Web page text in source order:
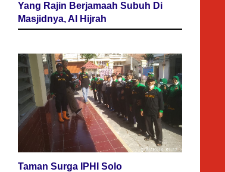
Yang Rajin Berjamaah Subuh Di
Masjidnya, Al Hijrah
Taman Surga IPHI Solo